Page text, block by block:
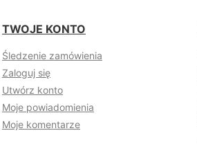
TWOJE KONTO
Śledzenie zamówienia
Zaloguj się
Utwórz konto
Moje powiadomienia
Moje komentarze